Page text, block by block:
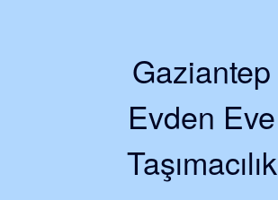
Gaziantep
Evden Eve
Taşımacılık